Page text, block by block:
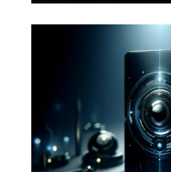
Développer
solutions
La technologie